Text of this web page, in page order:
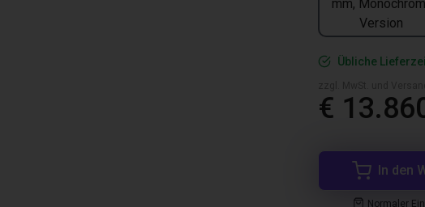
mm,
Version
Übliche
€
In den
Normaler